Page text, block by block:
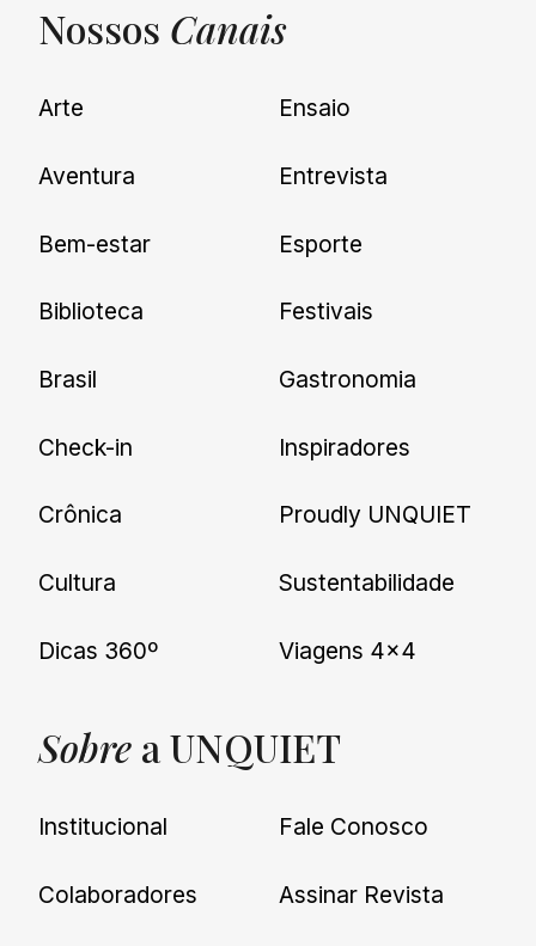
UNQUIET
Newsletter
nossas novidades.
Nossos Canais
Arte
Aventura
Bem-estar
Biblioteca
Brasil
Check-in
Crônica
Cultura
Dicas 360º
Ensaio
Entrevista
Esporte
Festivais
Gastronomia
Inspiradores
Proudly UNQUIET
Sustentabilidade
Viagens 4×4
Sobre a UNQUIET
Institucional
Colaboradores
Fale Conosco
Assinar Revista